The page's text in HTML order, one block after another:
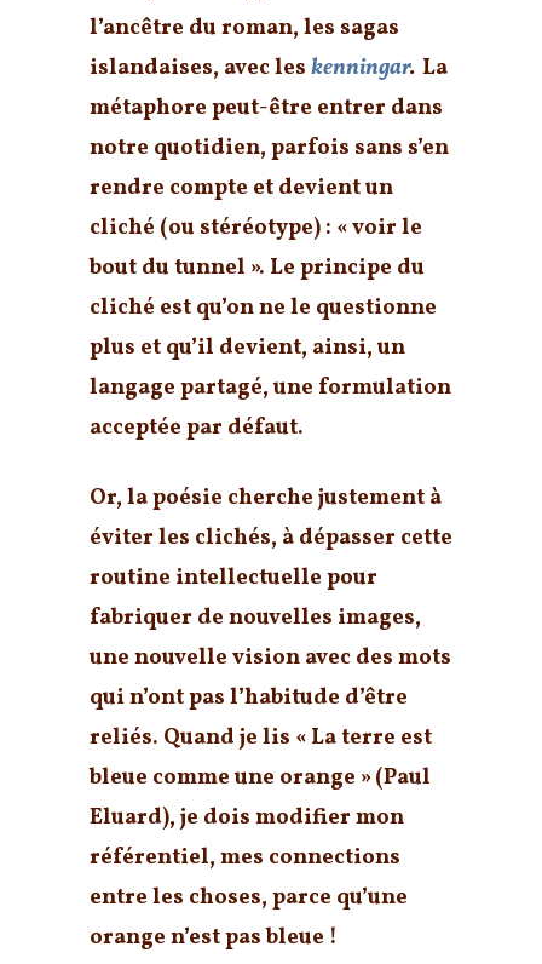
l’ancêtre du roman, les sagas
islandaises, avec les kenningar. La
métaphore peut-être entrer dans
notre quotidien, parfois sans s’en
rendre compte et devient un
cliché (ou stéréotype) : « voir le
bout du tunnel ». Le principe du
cliché est qu’on ne le questionne
plus et qu’il devient, ainsi, un
langage partagé, une formulation
acceptée par défaut.
Or, la poésie cherche justement à
éviter les clichés, à dépasser cette
routine intellectuelle pour
fabriquer de nouvelles images,
une nouvelle vision avec des mots
qui n’ont pas l’habitude d’être
reliés. Quand je lis « La terre est
bleue comme une orange » (Paul
Eluard), je dois modifier mon
référentiel, mes connections
entre les choses, parce qu’une
orange n’est pas bleue !